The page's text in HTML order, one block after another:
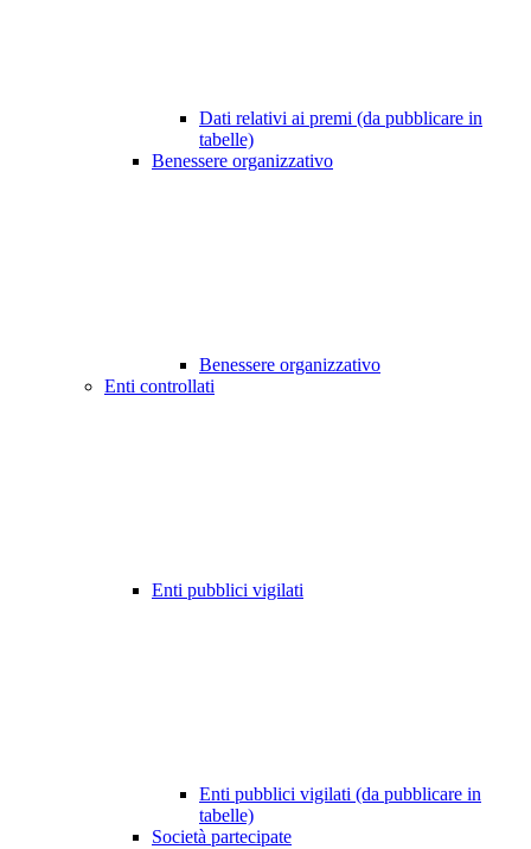
Dati relativi ai premi (da pubblicare in
tabelle)
Benessere organizzativo
Benessere organizzativo
Enti controllati
Enti pubblici vigilati
Enti pubblici vigilati (da pubblicare in
tabelle)
Società partecipate